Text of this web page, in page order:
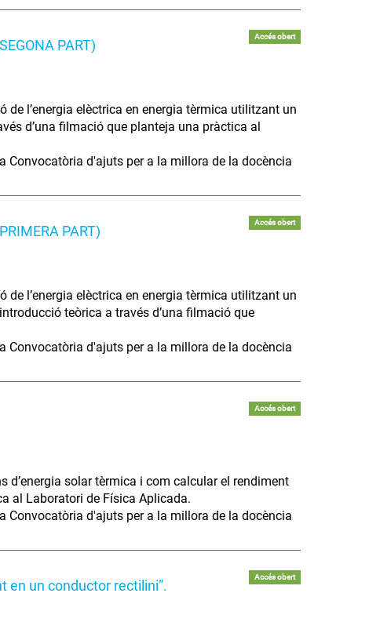
PART)
Accés obert
l’energia elèctrica en energia tèrmica utilitzant un
d’una filmació que planteja una pràctica al
Convocatòria d'ajuts per a la millora de la docència
PART)
Accés obert
l’energia elèctrica en energia tèrmica utilitzant un
teòrica a través d’una filmació que
Convocatòria d'ajuts per a la millora de la docència
Accés obert
d’energia solar tèrmica i com calcular el rendiment
al Laboratori de Física Aplicada.
Convocatòria d'ajuts per a la millora de la docència
en un conductor rectilini”.
Accés obert